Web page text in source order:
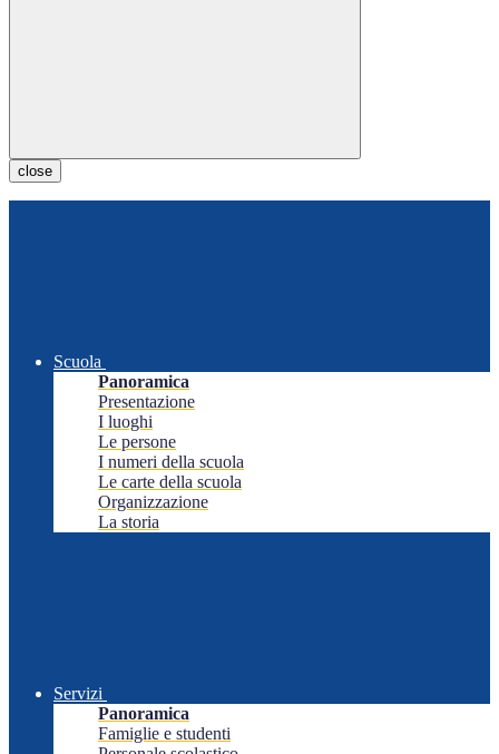
close
Scuola
Panoramica
Presentazione
I luoghi
Le persone
I numeri della scuola
Le carte della scuola
Organizzazione
La storia
Servizi
Panoramica
Famiglie e studenti